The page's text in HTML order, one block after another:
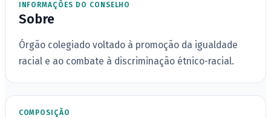
INFORMAÇÕES DO CONSELHO
Sobre
Órgão colegiado voltado à promoção da igualdade
racial e ao combate à discriminação étnico-racial.
COMPOSIÇÃO